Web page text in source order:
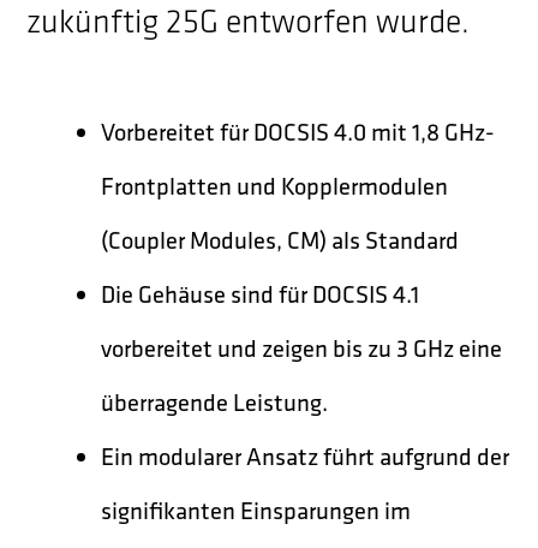
zukünftig 25G entworfen wurde.
Vorbereitet für DOCSIS 4.0 mit 1,8 GHz-
Frontplatten und Kopplermodulen
(Coupler Modules, CM) als Standard
Die Gehäuse sind für DOCSIS 4.1
vorbereitet und zeigen bis zu 3 GHz eine
überragende Leistung.
Ein modularer Ansatz führt aufgrund der
signifikanten Einsparungen im